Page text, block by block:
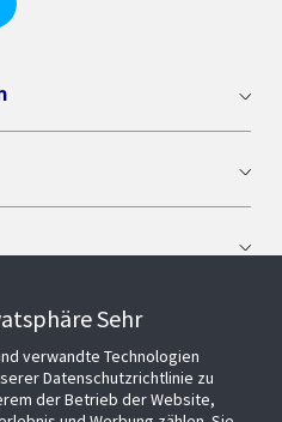
Sehr
verwandte Technologien
Datenschutzrichtlinie zu
der Betrieb der Website,